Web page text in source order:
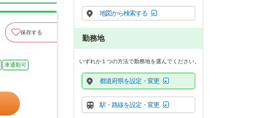
保存する
車通勤可
地図から検索する
勤務地
いずれか１つの方法で勤務地を選んでください。
都道府県を設定・変更
駅・路線を設定・変更